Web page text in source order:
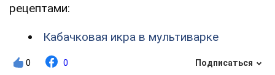
рецептами:
Кабачковая икра в мультиварке
0 0 Подписаться